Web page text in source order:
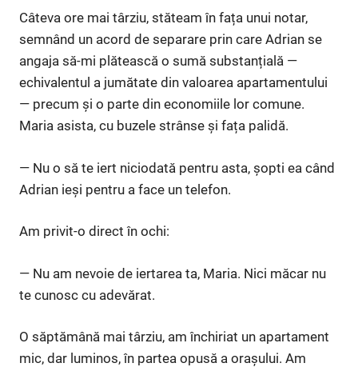
Câteva ore mai târziu, stăteam în fața unui notar,
semnând un acord de separare prin care Adrian se
angaja să-mi plătească o sumă substanțială —
echivalentul a jumătate din valoarea apartamentului
— precum și o parte din economiile lor comune.
Maria asista, cu buzele strânse și fața palidă.
— Nu o să te iert niciodată pentru asta, șopti ea când
Adrian ieși pentru a face un telefon.
Am privit-o direct în ochi:
— Nu am nevoie de iertarea ta, Maria. Nici măcar nu
te cunosc cu adevărat.
O săptămână mai târziu, am închiriat un apartament
mic, dar luminos, în partea opusă a orașului. Am